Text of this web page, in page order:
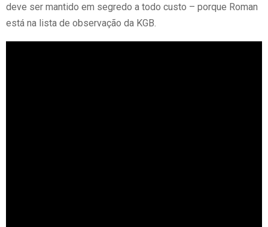
deve ser mantido em segredo a todo custo – porque Roman
está na lista de observação da KGB.